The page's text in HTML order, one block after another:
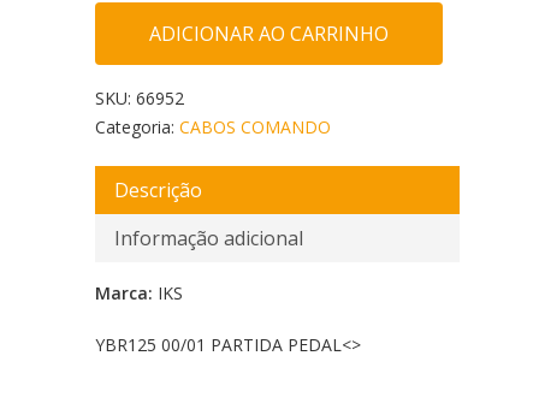
ADICIONAR AO CARRINHO
SKU: 66952
Categoria: CABOS COMANDO
Descrição
Informação adicional
Marca: IKS
YBR125 00/01 PARTIDA PEDAL<>